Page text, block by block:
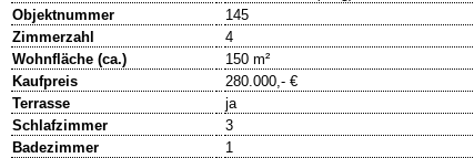
Objektnummer
145
Zimmerzahl
4
Wohnfläche (ca.)
150 m²
Kaufpreis
280.000,- €
Terrasse
ja
Schlafzimmer
3
Badezimmer
1